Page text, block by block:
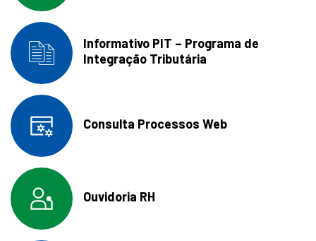
Informativo PIT – Programa de
Integração Tributária
Consulta Processos Web
Ouvidoria RH